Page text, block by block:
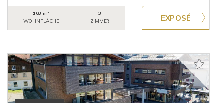
103 m²
WOHNFLÄCHE
3
ZIMMER